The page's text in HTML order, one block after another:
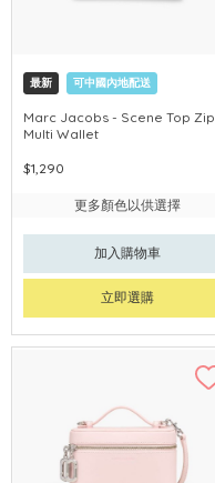
最新 可中國內地配送
Marc Jacobs - Scene Top Zip
Multi Wallet
$1,290
更多顏色以供選擇
加入購物車
立即選購